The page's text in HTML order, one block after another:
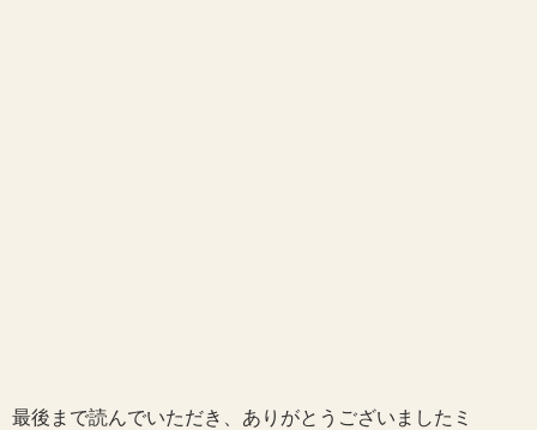
最後まで読んでいただき、ありがとうございましたミ